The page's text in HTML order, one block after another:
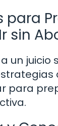
para
sin
un juicio
para